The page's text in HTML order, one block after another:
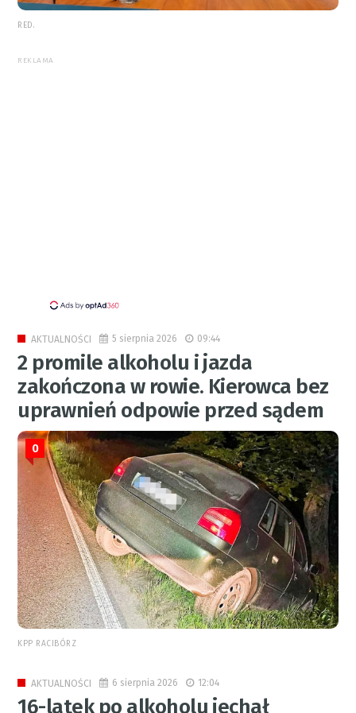
RED.
REKLAMA
AKTUALNOŚCI 5 sierpnia 2026 09:44
2 promile alkoholu i jazda
zakończona w rowie. Kierowca bez
uprawnień odpowie przed sądem
0
KPP RACIBÓRZ
AKTUALNOŚCI 6 sierpnia 2026 12:04
16-latek po alkoholu jechał